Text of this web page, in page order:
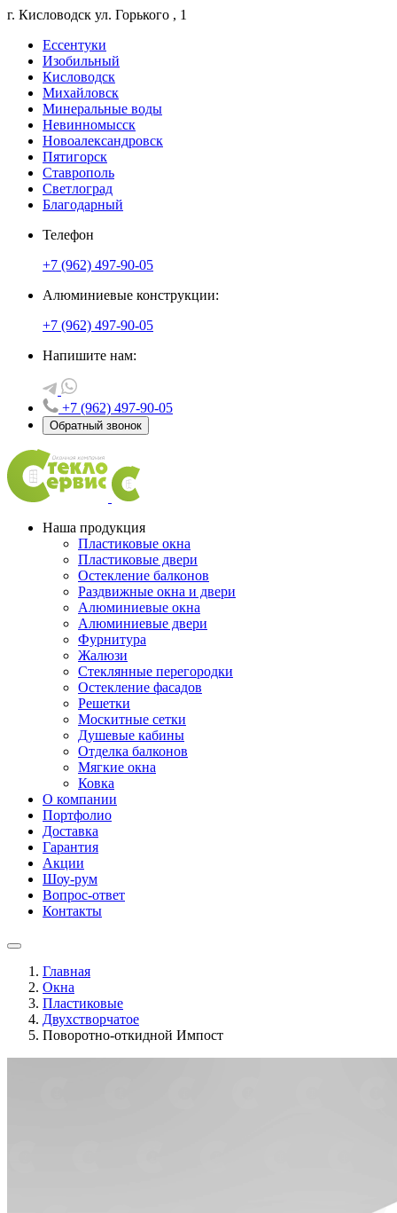
г. Кисловодск ул. Горького , 1
Ессентуки
Изобильный
Кисловодск
Михайловск
Минеральные воды
Невинномысск
Новоалександровск
Пятигорск
Ставрополь
Светлоград
Благодарный
Телефон
+7 (962) 497-90-05
Алюминиевые конструкции:
+7 (962) 497-90-05
Напишите нам:
+7 (962) 497-90-05
Обратный звонок
Наша продукция
Пластиковые окна
Пластиковые двери
Остекление балконов
Раздвижные окна и двери
Алюминиевые окна
Алюминиевые двери
Фурнитура
Жалюзи
Стеклянные перегородки
Остекление фасадов
Решетки
Москитные сетки
Душевые кабины
Отделка балконов
Мягкие окна
Ковка
О компании
Портфолио
Доставка
Гарантия
Акции
Шоу-рум
Вопрос-ответ
Контакты
Главная
Окна
Пластиковые
Двухстворчатое
Поворотно-откидной Импост